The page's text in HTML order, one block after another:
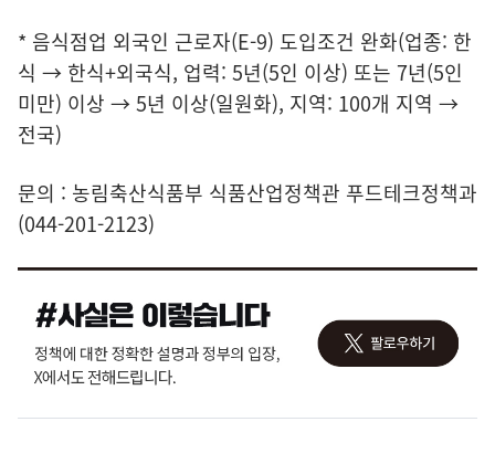
* 음식점업 외국인 근로자(E-9) 도입조건 완화(업종: 한
식 → 한식+외국식, 업력: 5년(5인 이상) 또는 7년(5인
미만) 이상 → 5년 이상(일원화), 지역: 100개 지역 →
전국)
문의 : 농림축산식품부 식품산업정책관 푸드테크정책과
(044-201-2123)